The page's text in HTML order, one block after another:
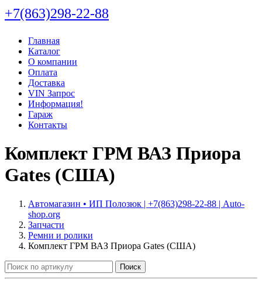
+7(863)298-22-88
Главная
Каталог
О компании
Оплата
Доставка
VIN Запрос
Информация!
Гараж
Контакты
Комплект ГРМ ВАЗ Приора
Gates (США)
Автомагазин • ИП Полозюк | +7(863)298-22-88 | Auto-
shop.org
Запчасти
Ремни и ролики
Комплект ГРМ ВАЗ Приора Gates (США)
Поиск